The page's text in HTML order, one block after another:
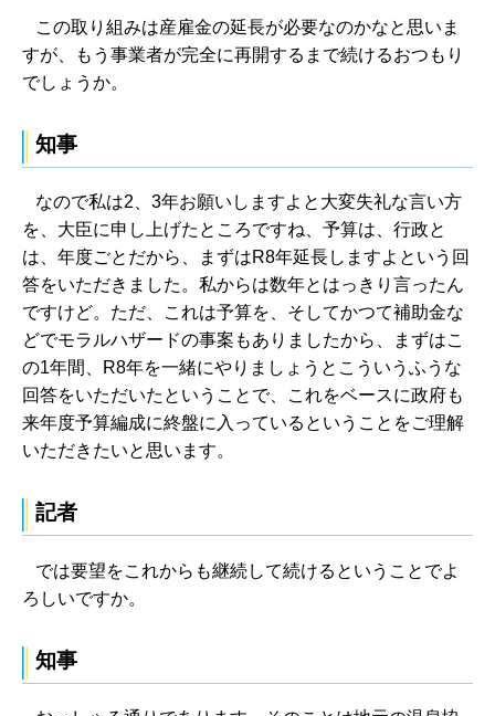
この取り組みは産雇金の延長が必要なのかなと思いま
すが、もう事業者が完全に再開するまで続けるおつもり
でしょうか。
知事
なので私は2、3年お願いしますよと大変失礼な言い方
を、大臣に申し上げたところですね、予算は、行政と
は、年度ごとだから、まずはR8年延長しますよという回
答をいただきました。私からは数年とはっきり言ったん
ですけど。ただ、これは予算を、そしてかつて補助金な
どでモラルハザードの事案もありましたから、まずはこ
の1年間、R8年を一緒にやりましょうとこういうふうな
回答をいただいたということで、これをベースに政府も
来年度予算編成に終盤に入っているということをご理解
いただきたいと思います。
記者
では要望をこれからも継続して続けるということでよ
ろしいですか。
知事